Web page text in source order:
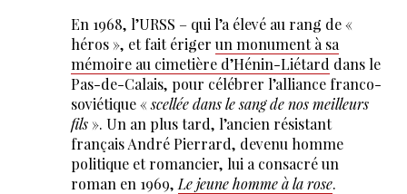
En 1968, l’URSS – qui l’a élevé au rang de «
héros », et fait ériger un monument à sa
mémoire au cimetière d’Hénin-Liétard dans le
Pas-de-Calais, pour célébrer l’alliance franco-
soviétique «scellée dans le sang de nos meilleurs
fils». Un an plus tard, l’ancien résistant
français André Pierrard, devenu homme
politique et romancier, lui a consacré un
roman en 1969, Le jeune homme à la rose.